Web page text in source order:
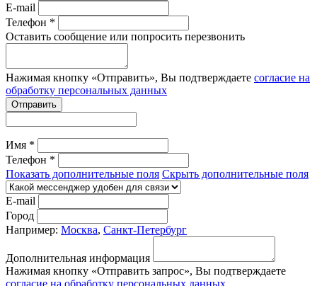
E-mail
Телефон *
Оставить сообщение или попросить перезвонить
Нажимая кнопку «Отправить», Вы подтверждаете согласие на
обработку персональных данных
Отправить
Имя *
Телефон *
Показать дополнительные поля Скрыть дополнительные поля
E-mail
Город
Например: Москва, Санкт-Петербург
Дополнительная информация
Нажимая кнопку «Отправить запрос», Вы подтверждаете